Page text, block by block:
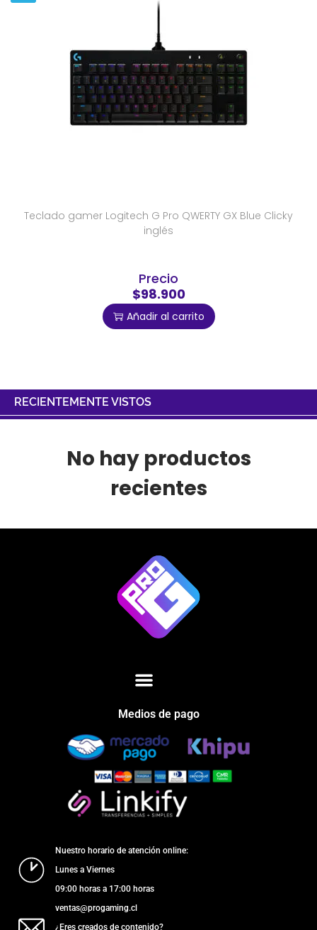
Teclado gamer Logitech G Pro QWERTY GX Blue Clicky
inglés
Precio
$98.900
Añadir al carrito
RECIENTEMENTE VISTOS
No hay productos
recientes
Medios de pago
Nuestro horario de atención online:
Lunes a Viernes
09:00 horas a 17:00 horas
ventas@progaming.cl
¿Eres creados de contenido?